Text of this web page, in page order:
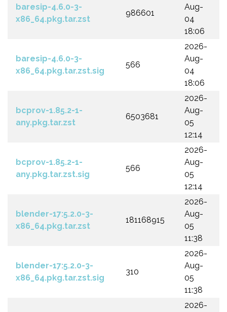
baresip-4.6.0-3-
x86_64.pkg.tar.zst
986601
Aug-
04
18:06
baresip-4.6.0-3-
x86_64.pkg.tar.zst.sig
566
2026-
Aug-
04
18:06
bcprov-1.85.2-1-
any.pkg.tar.zst
6503681
2026-
Aug-
05
12:14
bcprov-1.85.2-1-
any.pkg.tar.zst.sig
566
2026-
Aug-
05
12:14
blender-17:5.2.0-3-
x86_64.pkg.tar.zst
181168915
2026-
Aug-
05
11:38
blender-17:5.2.0-3-
x86_64.pkg.tar.zst.sig
310
2026-
Aug-
05
11:38
2026-